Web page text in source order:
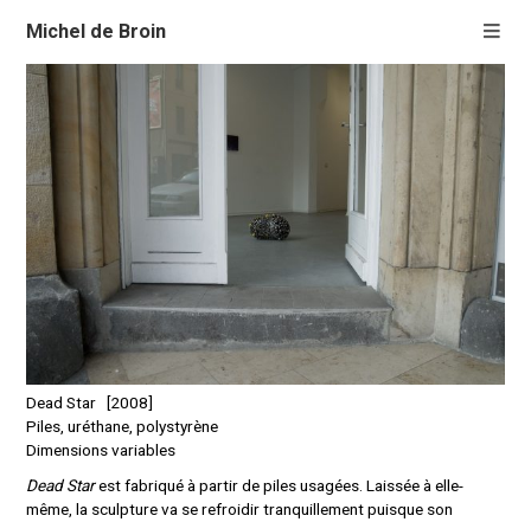
Michel de Broin
Dead Star [2008]
Piles, uréthane, polystyrène
Dimensions variables
Dead Starest fabriqué à partir de piles usagées. Laissée à elle-
même, la sculpture va se refroidir tranquillement puisque son